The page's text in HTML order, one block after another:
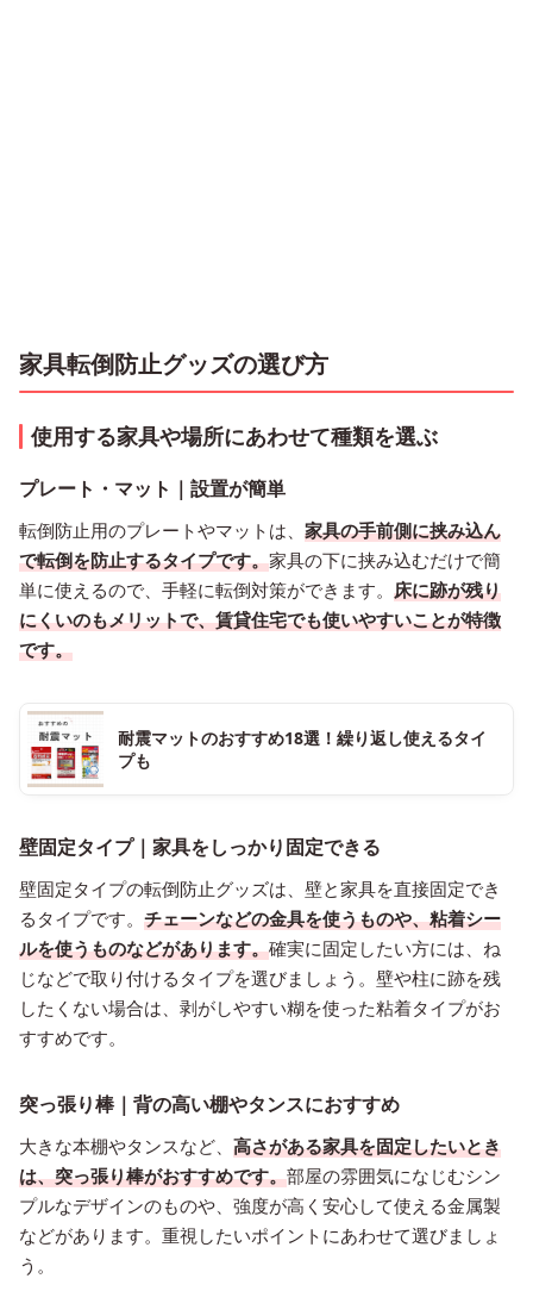
家具転倒防止グッズの選び方
使用する家具や場所にあわせて種類を選ぶ
プレート・マット｜設置が簡単
転倒防止用のプレートやマットは、 家具の手前側に挟み込ん
で転倒を防止するタイプです。家具の下に挟み込むだけで簡
単に使えるので、手軽に転倒対策ができます。 床に跡が残り
にくいのもメリットで、賃貸住宅でも使いやすいことが特徴
です。
耐震マットのおすすめ18選！繰り返し使えるタイ
プも
壁固定タイプ｜家具をしっかり固定できる
壁固定タイプの転倒防止グッズは、壁と家具を直接固定でき
るタイプです。 チェーンなどの金具を使うものや、粘着シー
ルを使うものなどがあります。確実に固定したい方には、ね
じなどで取り付けるタイプを選びましょう。壁や柱に跡を残
したくない場合は、剥がしやすい糊を使った粘着タイプがお
すすめです。
突っ張り棒｜背の高い棚やタンスにおすすめ
大きな本棚やタンスなど、 高さがある家具を固定したいとき
は、突っ張り棒がおすすめです。部屋の雰囲気になじむシン
プルなデザインのものや、強度が高く安心して使える金属製
などがあります。重視したいポイントにあわせて選びましょ
う。